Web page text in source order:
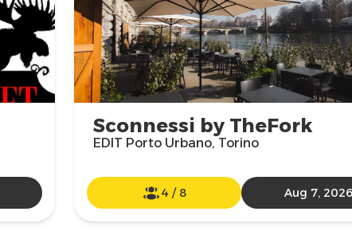
Sconnessi by TheFork
EDIT Porto Urbano, Torino
4 / 8 Aug 7, 2026